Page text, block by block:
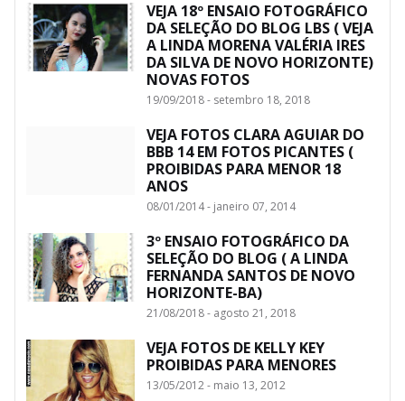
VEJA 18º ENSAIO FOTOGRÁFICO
DA SELEÇÃO DO BLOG LBS ( VEJA
A LINDA MORENA VALÉRIA IRES
DA SILVA DE NOVO HORIZONTE)
NOVAS FOTOS
19/09/2018 - setembro 18, 2018
VEJA FOTOS CLARA AGUIAR DO
BBB 14 EM FOTOS PICANTES (
PROIBIDAS PARA MENOR 18
ANOS
08/01/2014 - janeiro 07, 2014
3º ENSAIO FOTOGRÁFICO DA
SELEÇÃO DO BLOG ( A LINDA
FERNANDA SANTOS DE NOVO
HORIZONTE-BA)
21/08/2018 - agosto 21, 2018
VEJA FOTOS DE KELLY KEY
PROIBIDAS PARA MENORES
13/05/2012 - maio 13, 2012